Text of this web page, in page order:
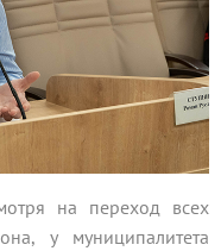
на переход всех
у муниципалитета